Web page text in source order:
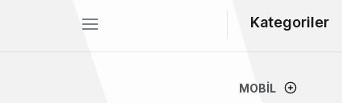
Kategoriler
MOBIL